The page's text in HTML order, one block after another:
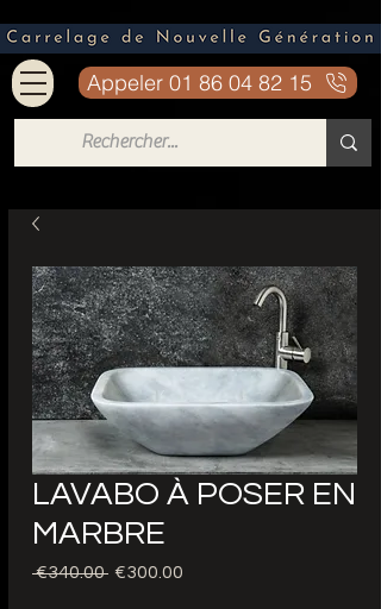
Appeler 01 86 04 82 15
LAVABO À POSER EN
MARBRE
€340.00 Regular
€300.00